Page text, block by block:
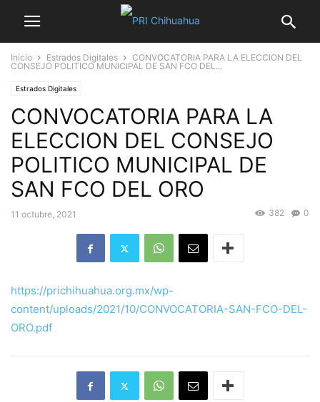
Inicio Estrados Digitales
CONVOCATORIA PARA LA ELECCION DEL
CONSEJO POLITICO MUNICIPAL DE SAN FCO DEL...
Estrados Digitales
CONVOCATORIA PARA LA
ELECCION DEL CONSEJO
POLITICO MUNICIPAL DE
SAN FCO DEL ORO
11 octubre, 2021 0
382
https://prichihuahua.org.mx/wp-
content/uploads/2021/10/CONVOCATORIA-SAN-FCO-DEL-
ORO.pdf